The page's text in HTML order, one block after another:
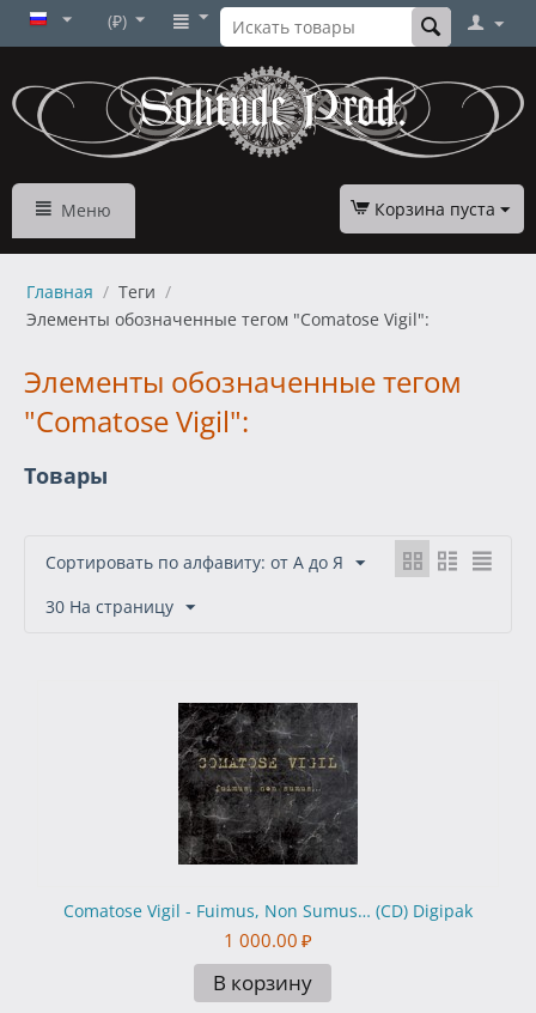
(₽)
Меню Корзина пуста
Главная / Теги /
Элементы обозначенные тегом "Comatose Vigil":
Элементы обозначенные тегом
"Comatose Vigil":
Товары
Сортировать по алфавиту: от А до Я
30 На страницу
Comatose Vigil - Fuimus, Non Sumus… (CD) Digipak
1 000.00 ₽
В корзину